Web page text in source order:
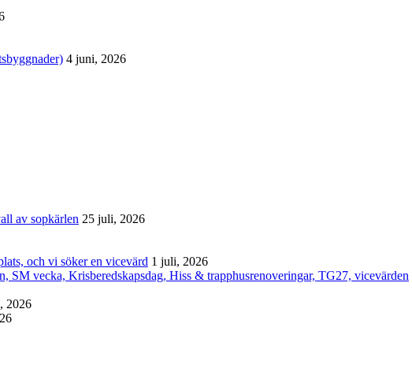
4 juni, 2026
av sopkärlen 25 juli, 2026
och vi söker en vicevärd 1 juli, 2026
SM vecka, Krisberedskapsdag, Hiss & trapphusrenoveringar, TG27, vicevärden
2026